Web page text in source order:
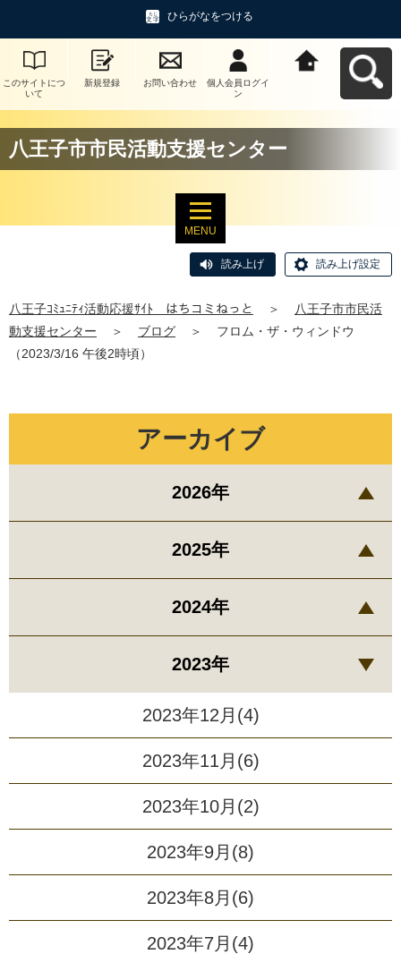
ひらがなをつける
このサイトにつ
いて
新規登録 お問い合わせ
個人会員ログイ
ン
八王子市市民活動支援センター
MENU
読み上げ 読み上げ設定
八王子ｺﾐｭﾆﾃｨ活動応援ｻｲﾄ はちコミねっと ＞
八王子市市民活
動支援センター
＞ ブログ ＞
フロム・ザ・ウィンドウ
（2023/3/16 午後2時頃）
アーカイブ
2026年
2025年
2024年
2023年
2023年12月(4)
2023年11月(6)
2023年10月(2)
2023年9月(8)
2023年8月(6)
2023年7月(4)